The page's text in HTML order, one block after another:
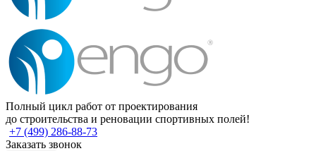
Полный цикл работ от проектирования
до строительства и реновации спортивных полей!
+7 (499) 286-88-73
Заказать звонок